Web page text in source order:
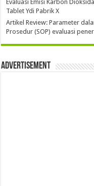
Evaluasi Emisi Karbon
Tablet Ydi Pabrik X
Artikel Review: Parameter
Prosedur (SOP) evaluasi
Advertisement